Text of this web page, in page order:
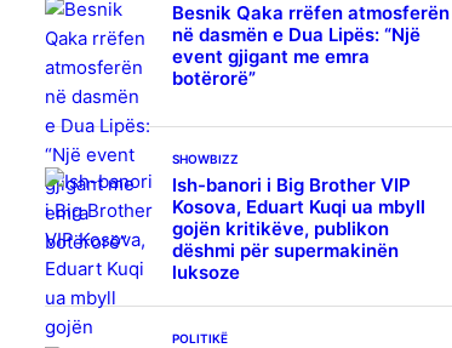
Besnik Qaka rrëfen atmosferën
në dasmën e Dua Lipës: “Një
event gjigant me emra
botërorë”
SHOWBIZZ
Ish-banori i Big Brother VIP
Kosova, Eduart Kuqi ua mbyll
gojën kritikëve, publikon
dëshmi për supermakinën
luksoze
POLITIKË